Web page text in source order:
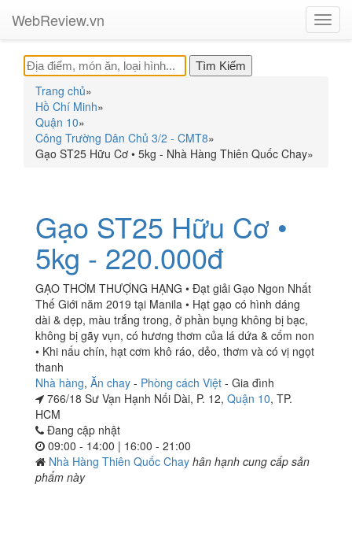
WebReview.vn
Trang chủ»
Hồ Chí Minh»
Quận 10»
Công Trường Dân Chủ 3/2 - CMT8»
Gạo ST25 Hữu Cơ • 5kg - Nhà Hàng Thiên Quốc Chay»
Gạo ST25 Hữu Cơ •
5kg - 220.000đ
GẠO THƠM THƯỢNG HẠNG • Đạt giải Gạo Ngon Nhất
Thế Giới năm 2019 tại Manila • Hạt gạo có hình dáng
dài & dẹp, màu trắng trong, ở phần bụng không bị bạc,
không bị gãy vụn, có hương thơm của lá dứa & cốm non
• Khi nấu chín, hạt cơm khô ráo, dẻo, thơm và có vị ngọt
thanh
Nhà hàng, Ăn chay - Phòng cách Việt - Gia đình
766/18 Sư Vạn Hạnh Nối Dài, P. 12, Quận 10, TP.
HCM
Đang cập nhật
09:00 - 14:00 | 16:00 - 21:00
Nhà Hàng Thiên Quốc Chay hân hạnh cung cấp sản
phẩm này